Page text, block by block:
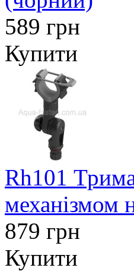
589 грн
Купити
Rh101
механізмом
879 грн
Купити